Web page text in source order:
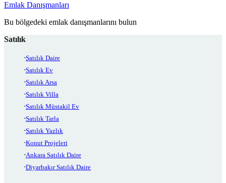
Emlak Danışmanları
Bu bölgedeki emlak danışmanlarını bulun
Satılık
Satılık Daire
Satılık Ev
Satılık Arsa
Satılık Villa
Satılık Müstakil Ev
Satılık Tarla
Satılık Yazlık
Konut Projeleri
Ankara Satılık Daire
Diyarbakır Satılık Daire